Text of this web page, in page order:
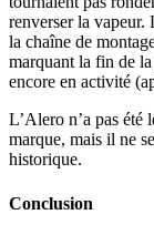
renverser la
la chaîne de
marquant la fin de
encore en activité
L’Alero n’a pas été
marque, mais il ne
historique.
Conclusion